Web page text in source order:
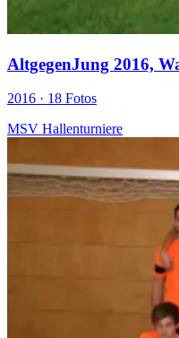
AltgegenJung 2016,
2016 · 18 Fotos
MSV Hallenturniere